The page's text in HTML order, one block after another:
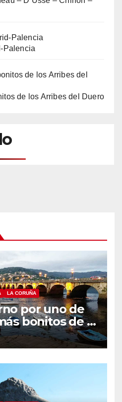
Palencia
de los Arribes del Duero
LA CORUÑA
por uno de
bonitos de A